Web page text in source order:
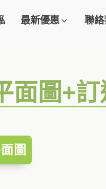
最新優惠 聯絡
面圖+
圖